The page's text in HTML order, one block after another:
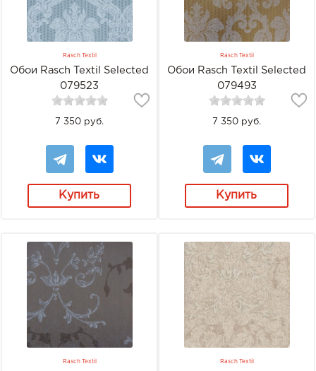
Rasch Textil
Обои Rasch Textil Selected
079523
7 350 руб.
Купить
Rasch Textil
Обои Rasch Textil Selected
079493
7 350 руб.
Купить
Rasch Textil Rasch Textil